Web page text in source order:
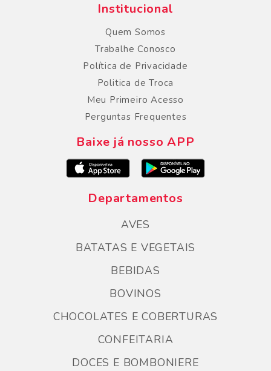
Institucional
Quem Somos
Trabalhe Conosco
Política de Privacidade
Politica de Troca
Meu Primeiro Acesso
Perguntas Frequentes
Baixe já nosso APP
Departamentos
AVES
BATATAS E VEGETAIS
BEBIDAS
BOVINOS
CHOCOLATES E COBERTURAS
CONFEITARIA
DOCES E BOMBONIERE